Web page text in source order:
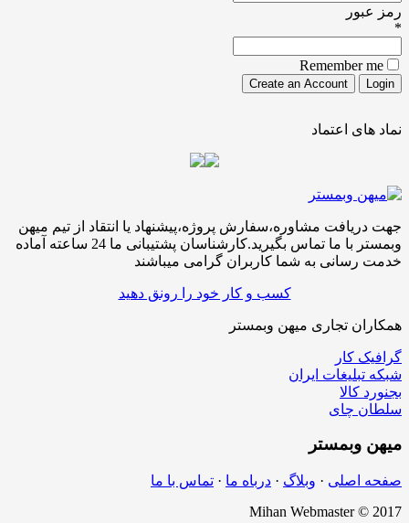
رمز عبور
*
Remember me
نماد های اعتماد
جهت دریافت مشاوره،سفارش پروژه،پیشنهاد یا انتقاد از تیم میهن
وبمستر با ما تماس بگیرید.کارشناسان پشتیبانی ما 24 ساعته آماده
خدمت رسانی به شما کاربران گرامی میباشند
کسب و کار خود را رونق دهید
همکاران تجاری میهن وبمستر
گرافیک کار
شبکه تبلیغات ایران
بجنورد کالا
سلطان چای
میهن وبمستر
صفحه اصلی · وبلاگ · درباه ما · تماس با ما
Mihan Webmaster © 2017